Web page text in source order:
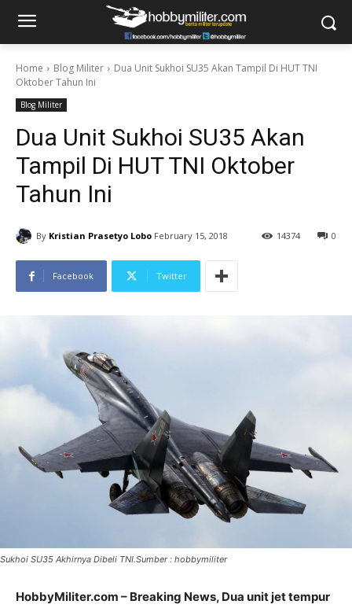
Home Blog Militer
Dua Unit Sukhoi SU35 Akan Tampil Di HUT TNI
Oktober Tahun Ini
Blog Militer
Dua Unit Sukhoi SU35 Akan
Tampil Di HUT TNI Oktober
Tahun Ini
By Kristian Prasetyo Lobo February 15, 2018 0
14374
Facebook Twitter
Sukhoi SU35 Akhirnya Dibeli TNI.Sumber : hobbymiliter
HobbyMiliter.com – Breaking News, Dua unit jet tempur